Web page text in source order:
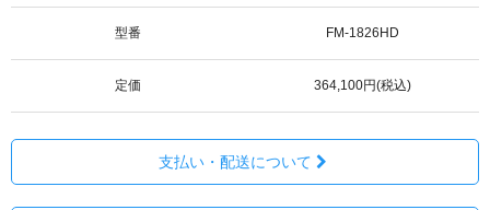
型番 FM-1826HD
定価 364,100円(税込)
支払い・配送について